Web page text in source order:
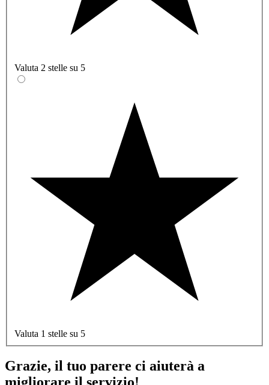
Valuta 2 stelle su 5
Valuta 1 stelle su 5
Grazie, il tuo parere ci aiuterà a